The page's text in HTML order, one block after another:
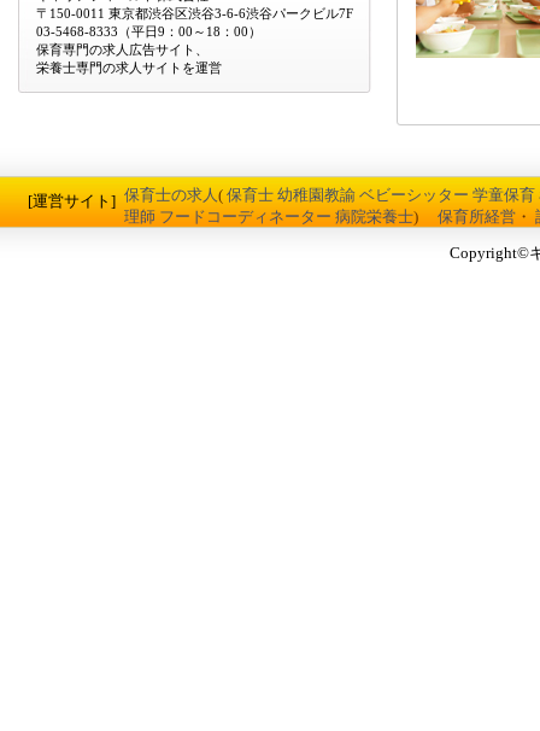
〒150-0011 東京都渋谷区渋谷3-6-6渋谷パークビル7F
03-5468-8333（平日9：00～18：00）
保育専門の求人広告サイト、
栄養士専門の求人サイトを運営
[運営サイト] 保育士の求人( 保育士 幼稚園教諭 ベビーシッター 学童保育
理師 フードコーディネーター 病院栄養士) 保育所経営 ・
Copyright©